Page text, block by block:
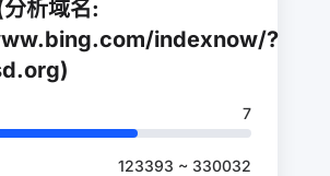
析域名:
indexnow/?
7
123393 ~ 330032